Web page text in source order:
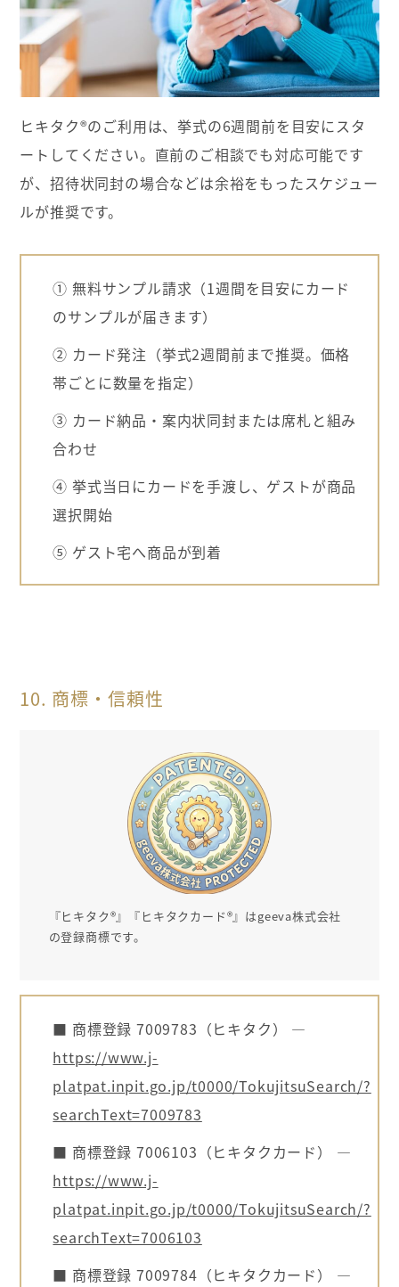
ヒキタク®のご利用は、挙式の6週間前を目安にスタ
ートしてください。直前のご相談でも対応可能です
が、招待状同封の場合などは余裕をもったスケジュー
ルが推奨です。
① 無料サンプル請求（1週間を目安にカード
のサンプルが届きます）
② カード発注（挙式2週間前まで推奨。価格
帯ごとに数量を指定）
③ カード納品・案内状同封または席札と組み
合わせ
④ 挙式当日にカードを手渡し、ゲストが商品
選択開始
⑤ ゲスト宅へ商品が到着
10. 商標・信頼性
『ヒキタク®』『ヒキタクカード®』はgeeva株式会社
の登録商標です。
■ 商標登録 7009783（ヒキタク） ―
https://www.j-
platpat.inpit.go.jp/t0000/TokujitsuSearch/?
searchText=7009783
■ 商標登録 7006103（ヒキタクカード） ―
https://www.j-
platpat.inpit.go.jp/t0000/TokujitsuSearch/?
searchText=7006103
■ 商標登録 7009784（ヒキタクカード） ―